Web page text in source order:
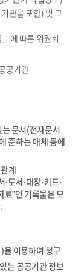
관을 포함) 및 그
에 따른 위원회
공기관
문서(전자문서
준하는 매체 등에
계
도서·대장·카드·
료”인 기록물은 모
)을 이용하여 청구
는 공공기관 정보